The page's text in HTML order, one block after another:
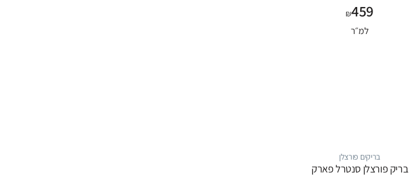
₪459
למ״ר
בריקים פורצלן
בריק פורצלן סנטרל פארק